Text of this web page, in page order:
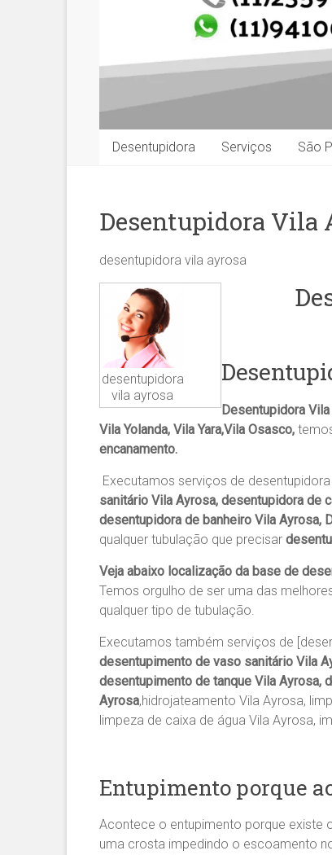
Desentupidora Serviços São
Desentupidora Vila
desentupidora vila ayrosa
desentupidora
vila ayrosa
Desentupidora
Vila Yolanda, Vila Yara,Vila Osasco,
encanamento.
Executamos serviços de desentupidora
sanitário Vila Ayrosa, desentupidora de
desentupidora de banheiro Vila Ayrosa,
qualquer tubulação que precisar
Veja abaixo localização da base de
Temos orgulho de ser uma das
qualquer tipo de tubulação.
Executamos também serviços de
desentupimento de vaso sanitário Vila
desentupimento de tanque Vila Ayrosa,
Ayrosa,hidrojateamento Vila Ayrosa,
limpeza de caixa de água Vila Ayrosa,
Entupimento porque
Acontece o entupimento porque existe
uma crosta impedindo o escoamento